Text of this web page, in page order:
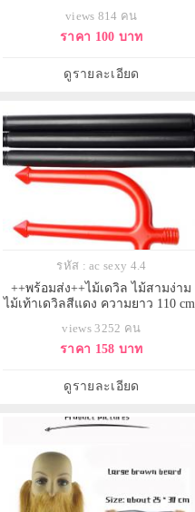
views 814 คน
ราคา 100 บาท
ดูรายละเอียด
รหัส : ac sexy 4.4
++พร้อมส่ง++ไม้เดวิล ไม้สามง่าม
ไม้เท้าเดวิลสีแดง ความยาว 110 cm.
views 3252 คน
ราคา 158 บาท
ดูรายละเอียด